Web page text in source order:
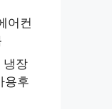
어컨
냉장
용후